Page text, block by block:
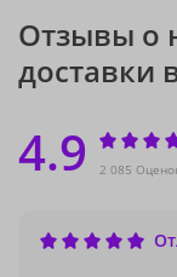
Отзывы о
доставки
4.9 2 085